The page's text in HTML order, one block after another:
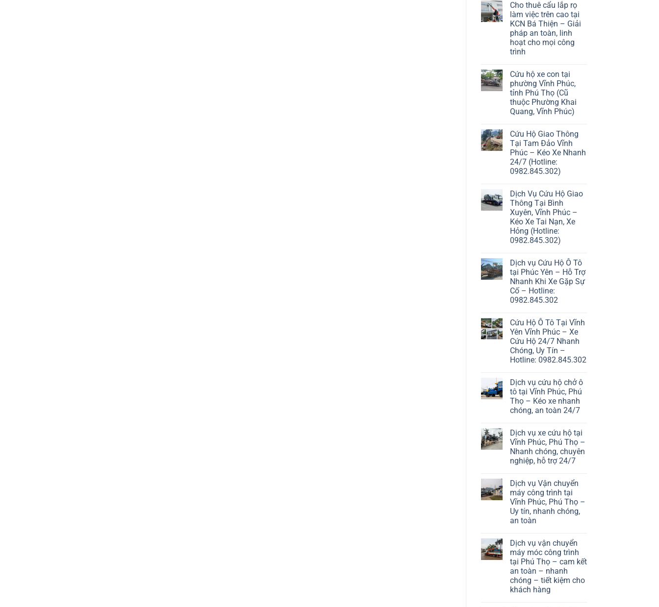
Cho thuê cẩu lắp rọ
làm việc trên cao tại
KCN Bá Thiện – Giải
pháp an toàn, linh
hoạt cho mọi công
trình
Cứu hộ xe con tại
phường Vĩnh Phúc,
tỉnh Phú Thọ (Cũ
thuộc Phường Khai
Quang, Vĩnh Phúc)
Cứu Hộ Giao Thông
Tại Tam Đảo Vĩnh
Phúc – Kéo Xe Nhanh
24/7 (Hotline:
0982.845.302)
Dịch Vụ Cứu Hộ Giao
Thông Tại Bình
Xuyên, Vĩnh Phúc –
Kéo Xe Tai Nạn, Xe
Hỏng (Hotline:
0982.845.302)
Dịch vụ Cứu Hộ Ô Tô
tại Phúc Yên – Hỗ Trợ
Nhanh Khi Xe Gặp Sự
Cố – Hotline:
0982.845.302
Cứu Hộ Ô Tô Tại Vĩnh
Yên Vĩnh Phúc – Xe
Cứu Hộ 24/7 Nhanh
Chóng, Uy Tín –
Hotline: 0982.845.302
Dịch vụ cứu hộ chở ô
tô tại Vĩnh Phúc, Phú
Thọ – Kéo xe nhanh
chóng, an toàn 24/7
Dịch vụ xe cứu hộ tại
Vĩnh Phúc, Phú Thọ –
Nhanh chóng, chuyên
nghiệp, hỗ trợ 24/7
Dịch vụ Vận chuyển
máy công trình tại
Vĩnh Phúc, Phú Thọ –
Uy tín, nhanh chóng,
an toàn
Dịch vụ vận chuyển
máy móc công trình
tại Phú Thọ – cam kết
an toàn – nhanh
chóng – tiết kiệm cho
khách hàng